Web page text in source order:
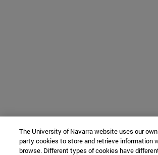
The University of Navarra website uses our
party cookies to store and retrieve information
browse. Different types of cookies have